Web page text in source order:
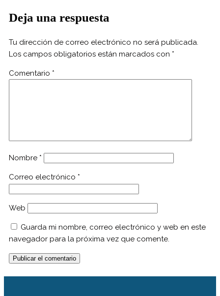
Deja una respuesta
Tu dirección de correo electrónico no será publicada.
Los campos obligatorios están marcados con *
Comentario *
Nombre *
Correo electrónico *
Web
Guarda mi nombre, correo electrónico y web en este
navegador para la próxima vez que comente.